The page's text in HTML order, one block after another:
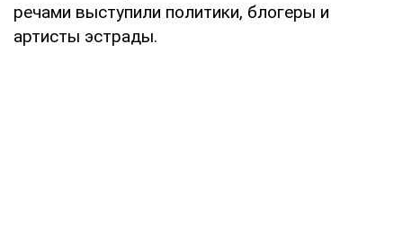
речами выступили политики, блогеры и
артисты эстрады.